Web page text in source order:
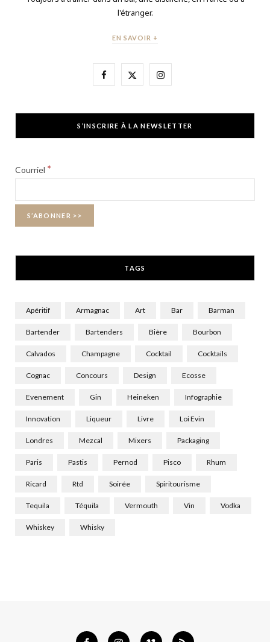
l'étranger.
EN SAVOIR +
F
e
X
w
I
t
S’INSCRIRE À LA NEWSLETTER
Courriel *
TAGS
Apéritif Armagnac Art Bar Barman
Bartender Bartenders Bière Bourbon
Calvados Champagne Cocktail Cocktails
Cognac Concours Design Ecosse
Evenement Gin Heineken Infographie
Innovation Liqueur Livre Loi Evin
Londres Mezcal Mixers Packaging
Paris Pastis Pernod Pisco Rhum
Ricard Rtd Soirée Spiritourisme
Tequila Téquila Vermouth Vin Vodka
Whiskey Whisky